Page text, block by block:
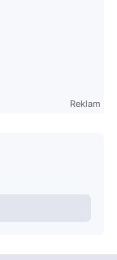
Reklam